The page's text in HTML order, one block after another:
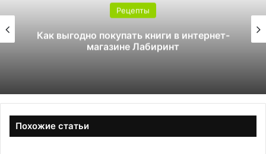
Как стать инструктором по
Похожие статьи